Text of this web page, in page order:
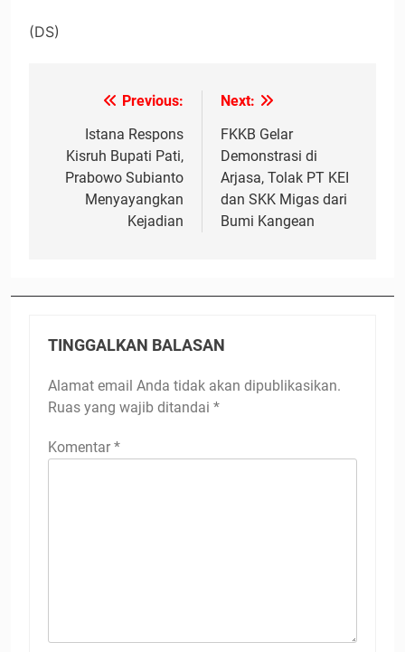
(DS)
NavigasiPrevious:
Istana Respons
Kisruh Bupati Pati,
Prabowo Subianto
Menyayangkan
Kejadian
Next:
FKKB Gelar
Demonstrasi di
Arjasa, Tolak PT KEI
dan SKK Migas dari
Bumi Kangean
TINGGALKAN BALASAN
Alamat email Anda tidak akan dipublikasikan.
Ruas yang wajib ditandai *
Komentar *